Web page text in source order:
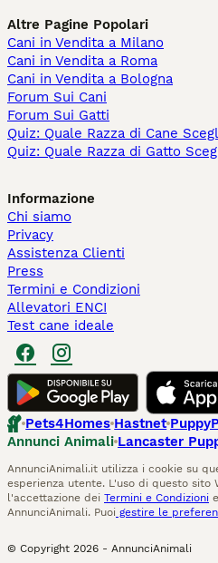
Altre Pagine Popolari
Cani in Vendita a Milano
Cani in Vendita a Roma
Cani in Vendita a Bologna
Forum Sui Cani
Forum Sui Gatti
Quiz: Quale Razza di Cane
Quiz: Quale Razza di Gatto
Informazione
Chi siamo
Privacy
Assistenza Clienti
Press
Termini e Condizioni
Allevatori ENCI
Test cane ideale
Pets4Homes Hastnet
Annunci Animali Lancaster
AnnunciAnimali.it utilizza i cookie su
esperienza utente. L'uso di questo
l'accettazione dei Termini e Condizioni e
AnnunciAnimali. Puoi gestire le
© Copyright 2026 - AnnunciAnimali